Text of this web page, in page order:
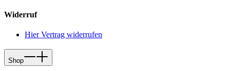
Widerruf
Hier Vertrag widerrufen
Shop